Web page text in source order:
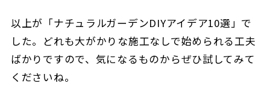
以上が「ナチュラルガーデンDIYアイデア10選」で
した。
どれも大がかりな施工なしで始められる工夫
ばかりですので、気になるものからぜひ試してみて
くださいね。